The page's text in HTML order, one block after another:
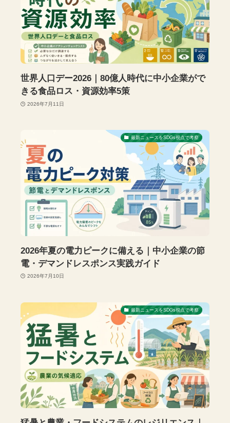
世界人口デー2026｜80億人時代に中小企業がで
きる食品ロス・資源効率5策
2026年7月11日
最新ニュースをSDGs視点で考察
2026年夏の電力ピークに備える｜中小企業の節
電・デマンドレスポンス実践ガイド
2026年7月10日
最新ニュースをSDGs視点で考察